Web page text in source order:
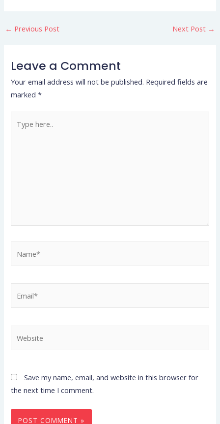
← Previous Post Next Post →
Leave a Comment
Your email address will not be published. Required fields are
marked*
here..
Save my name, email, and website in this browser for
the next time I comment.